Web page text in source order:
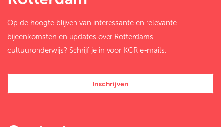
Op de hoogte blijven van interessante en relevante
bijeenkomsten en updates over Rotterdams
cultuuronderwijs? Schrijf je in voor KCR e-mails.
Inschrijven